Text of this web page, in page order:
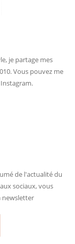
je partage mes
Vous pouvez me
de l'actualité du
sociaux, vous
newsletter